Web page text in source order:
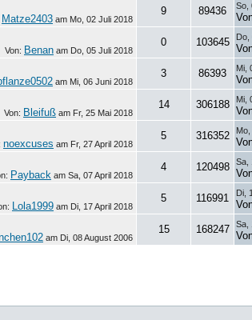
Matze2403 am Mo, 02 Juli 2018
9 89436 So,
Von: Benan am Do, 05 Juli 2018
0 103645
am Mi, 06 Juni 2018
3 86393 Mi,
Von: Bleifuß am Fr, 25 Mai 2018
14 306188 Mi,
noexcuses am Fr, 27 April 2018
5 316352
Payback am Sa, 07 April 2018
4 120498 Sa,
Lola1999 am Di, 17 April 2018
5 116991 Di,
am Di, 08 August 2006
15 168247 Sa,